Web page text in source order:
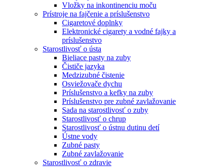
Vložky na inkontinenciu moču
Prístroje na fajčenie a príslušenstvo
Cigaretové doplnky
Elektronické cigarety a vodné fajky a
príslušenstvo
Starostlivosť o ústa
Bieliace pasty na zuby
Čističe jazyka
Medzizubné čistenie
Osviežovače dychu
Príslušenstvo a kefky na zuby
Príslušenstvo pre zubné zavlažovanie
Sada na starostlivosť o zuby
Starostlivosť o chrup
Starostlivosť o ústnu dutinu detí
Ústne vody
Zubné pasty
Zubné zavlažovanie
Starostlivosť o zdravie